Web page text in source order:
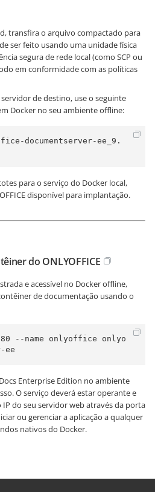
transfira o arquivo compactado para
ser feito usando uma unidade física
segura de rede local (como SCP ou
em conformidade com as políticas
de destino, use o seguinte
Docker no seu ambiente offline:
documentserver-ee_9.
para o serviço do Docker local,
disponível para implantação.
do ONLYOFFICE
e acessível no Docker offline,
de documentação usando o
--name onlyoffice onlyo
ee
Enterprise Edition no ambiente
O serviço deverá estar operante e
IP do seu servidor web através da porta
ou gerenciar a aplicação a qualquer
nativos do Docker.